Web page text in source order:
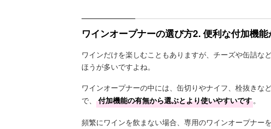
ワインオープナーの選び方2. 便利な付加機
ワインだけを楽しむこともありますが、チーズや缶詰な
ほうが多いですよね。
ワインオープナーの中には、缶切りやナイフ、栓抜きな
で、
付加機能の有無から選ぶとより使いやすいです。
頻繁にワインを飲まない場合、専用のワインオープナー